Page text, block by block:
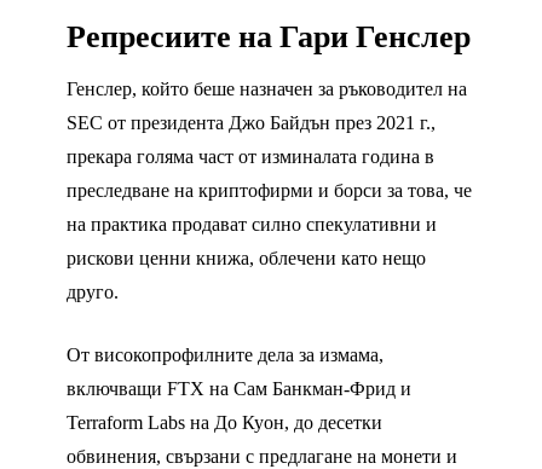
Репресиите на Гари Генслер
Генслер, който беше назначен за ръководител на
SEC от президента Джо Байдън през 2021 г.,
прекара голяма част от изминалата година в
преследване на криптофирми и борси за това, че
на практика продават силно спекулативни и
рискови ценни книжа, облечени като нещо
друго.
От високопрофилните дела за измама,
включващи FTX на Сам Банкман-Фрид и
Terraform Labs на До Куон, до десетки
обвинения, свързани с предлагане на монети и